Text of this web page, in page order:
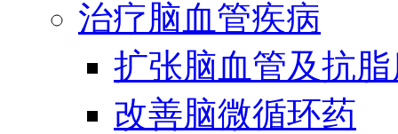
治疗脑血管疾病
扩张脑血管及抗
改善脑微循环药